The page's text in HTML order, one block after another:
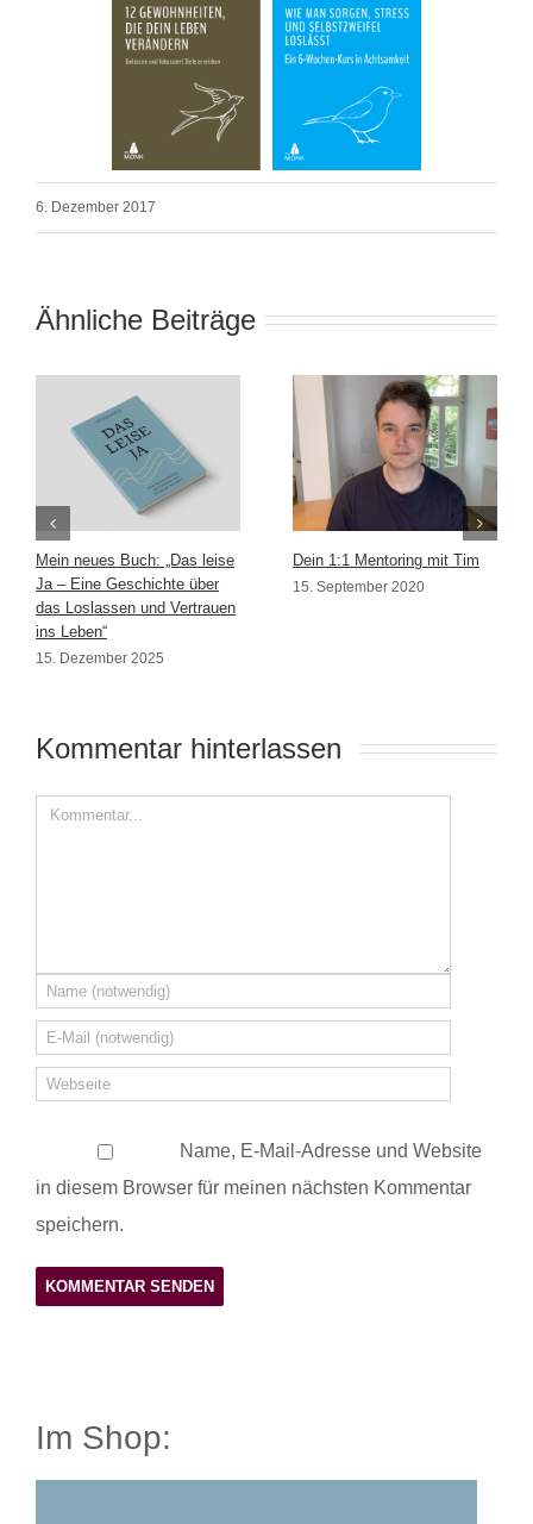
6. Dezember 2017
Ähnliche Beiträge
Mein neues Buch: „Das leise
Ja – Eine Geschichte über
das Loslassen und Vertrauen
ins Leben“
15. Dezember 2025
Dein 1:1 Mentoring mit Tim
15. September 2020
Kommentar hinterlassen
Name, E-Mail-Adresse und Website
in diesem Browser für meinen nächsten Kommentar
speichern.
Im Shop: